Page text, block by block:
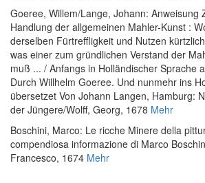
Goeree, Willem/Lange, Johann: Anweisung
Handlung der allgemeinen Mahler-Kunst :
derselben Fürtreffligkeit und Nutzen
was einer zum gründlichen Verstand der
muß ... / Anfangs in Holländischer Sprache
Durch Willhelm Goeree. Und nunmehr ins
übersetzet Von Johann Langen, Hamburg:
der Jüngere/Wolff, Georg, 1678 Mehr
Boschini, Marco: Le ricche Minere della
compendiosa informazione di Marco
Francesco, 1674 Mehr